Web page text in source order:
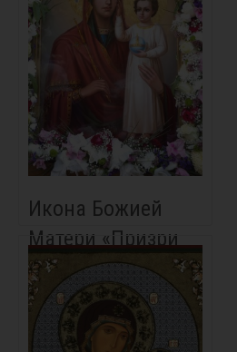
Икона Божией
Матери «Призри
на смирение»